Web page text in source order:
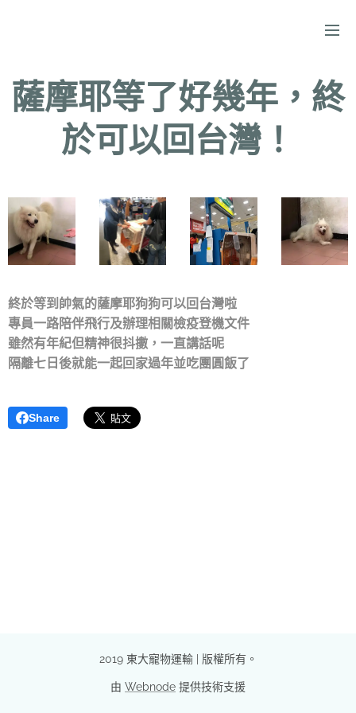
薩摩耶等了好幾年，終
於可以回台灣！
終於等到帥氣的薩摩耶狗狗可以回台灣啦
專員一路陪伴飛行及辦理相關檢疫登機文件
雖然有年紀但精神很抖擻，一直講話呢
隔離七日後就能一起回家過年並吃團圓飯了
Share
2019 東大寵物運輸 | 版權所有。
由 Webnode 提供技術支援